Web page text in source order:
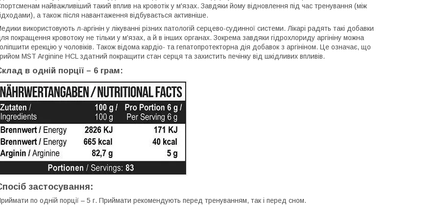
найважливіший такий вплив на кровотік у м'язах. Завдяки йому відновлення під час тренування (між
а також після навантаження відбувається активніше.
використовують л-аргінін у лікуванні різних патологій серцево-судинної системи. Лікарі радять такі добавки
покращення кровотоку не тільки у м'язах, а й в інших органах. Зокрема завдяки гідрохлориду аргініну можна
ерекцію у чоловіків. Також відома кардіо- та гепатопротекторна дія добавок з аргініном. Це означає, що
MST Arginine HCL здатний покращити стан серця та захистить печінку від шкідливих впливів.
в одній порції – 6 грам:
застосування:
по одній порції – 5 г. Приймати рекомендують перед тренуванням, так і перед сном.